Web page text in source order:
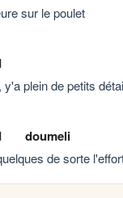
sur le poulet
plein de petits
doumeli
de sorte